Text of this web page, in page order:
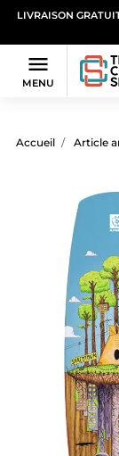
LIVRAISON

MENU
Accueil Article